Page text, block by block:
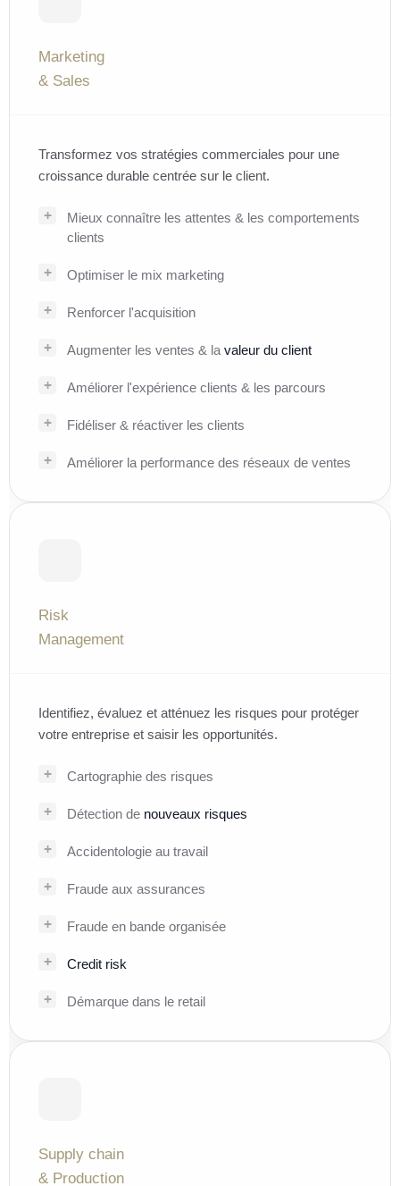
Marketing
& Sales
Transformez vos stratégies commerciales pour une
croissance durable centrée sur le client.
Mieux connaître les attentes & les comportements
clients
Optimiser le mix marketing
Renforcer l'acquisition
Augmenter les ventes & la valeur du client
Améliorer l'expérience clients & les parcours
Fidéliser & réactiver les clients
Améliorer la performance des réseaux de ventes
Risk
Management
Identifiez, évaluez et atténuez les risques pour protéger
votre entreprise et saisir les opportunités.
Cartographie des risques
Détection de nouveaux risques
Accidentologie au travail
Fraude aux assurances
Fraude en bande organisée
Credit risk
Démarque dans le retail
Supply chain
& Production